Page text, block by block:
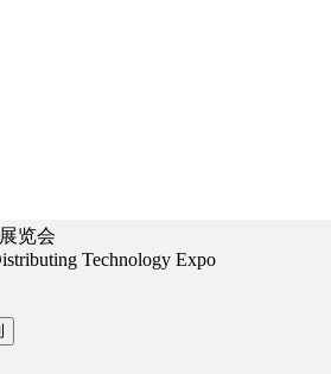
览会
Technology Expo